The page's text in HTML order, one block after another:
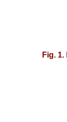
Fig. 1.